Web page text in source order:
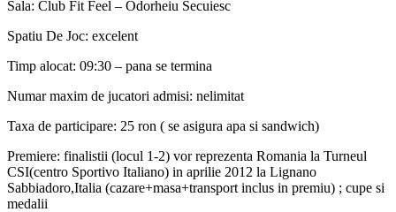
Sala: Club Fit Feel – Odorheiu Secuiesc
Spatiu De Joc: excelent
Timp alocat: 09:30 – pana se termina
Numar maxim de jucatori admisi: nelimitat
Taxa de participare: 25 ron ( se asigura apa si sandwich)
Premiere: finalistii (locul 1-2) vor reprezenta Romania la Turneul
CSI(centro Sportivo Italiano) in aprilie 2012 la Lignano
Sabbiadoro,Italia (cazare+masa+transport inclus in premiu) ; cupe si
medalii